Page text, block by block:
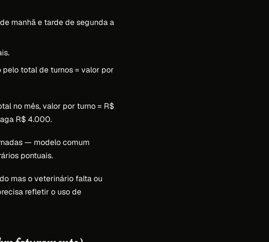
manhã e tarde de segunda a
total de turnos = valor por
no mês, valor por turno = R$
R$ 4.000.
— modelo comum
pontuais.
mas o veterinário falta ou
refletir o uso de